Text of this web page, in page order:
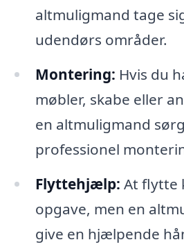
altmuligmand tage
udendørs områder.
Montering: Hvis du
møbler, skabe eller
en altmuligmand
professionel
Flyttehjælp: At flytte
opgave, men en
give en hjælpende